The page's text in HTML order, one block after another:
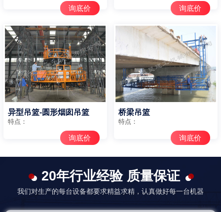
询底价 询底价
异型吊篮-圆形烟囱吊篮
特点：
询底价
桥梁吊篮
特点：
询底价
20年行业经验 质量保证
我们对生产的每台设备都要求精益求精，认真做好每一台机器